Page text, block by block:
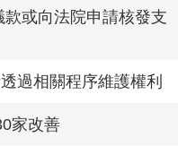
或向法院申請核發支
過相關程序維護權利
家改善